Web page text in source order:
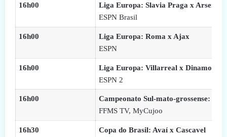
16h00
Liga Europa: Slavia Praga x Arsenal
ESPN Brasil
16h00
Liga Europa: Roma x Ajax
ESPN
16h00
Liga Europa: Villarreal x Dinamo
ESPN 2
16h00
Campeonato Sul-mato-grossense:
FFMS TV, MyCujoo
16h30
Copa do Brasil: Avaí x Cascavel